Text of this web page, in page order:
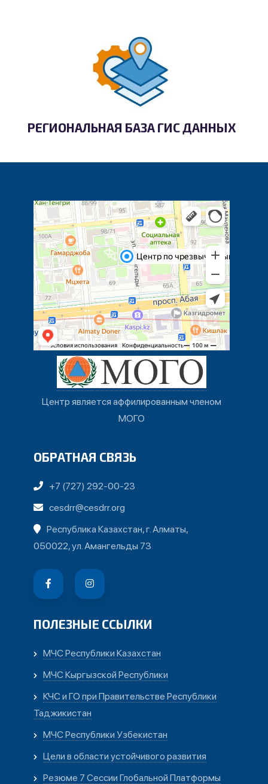
РЕГИОНАЛЬНАЯ БАЗА ГИС ДАННЫХ
Центр является аффилированным членом
МОГО
ОБРАТНАЯ СВЯЗЬ
+7 (727) 292-00-23
cesdrr@cesdrr.org
Республика Казахстан, г. Алматы,
050022, ул. Амангельды 73
ПОЛЕЗНЫЕ ССЫЛКИ
МЧС Республики Казахстан
МЧС Кыргызской Республики
КЧС и ГО при Правительстве Республики
Таджикистан
МЧС Республики Узбекистан
Цели в области устойчивого развития
Резюме 7 Сессии Глобальной Платформы